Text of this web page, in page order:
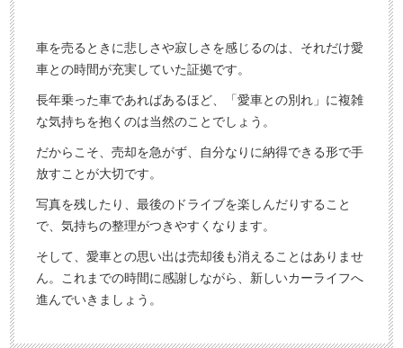
車を売るときに悲しさや寂しさを感じるのは、それだけ愛
車との時間が充実していた証拠です。
長年乗った車であればあるほど、「愛車との別れ」に複雑
な気持ちを抱くのは当然のことでしょう。
だからこそ、売却を急がず、自分なりに納得できる形で手
放すことが大切です。
写真を残したり、最後のドライブを楽しんだりすること
で、気持ちの整理がつきやすくなります。
そして、愛車との思い出は売却後も消えることはありませ
ん。これまでの時間に感謝しながら、新しいカーライフへ
進んでいきましょう。